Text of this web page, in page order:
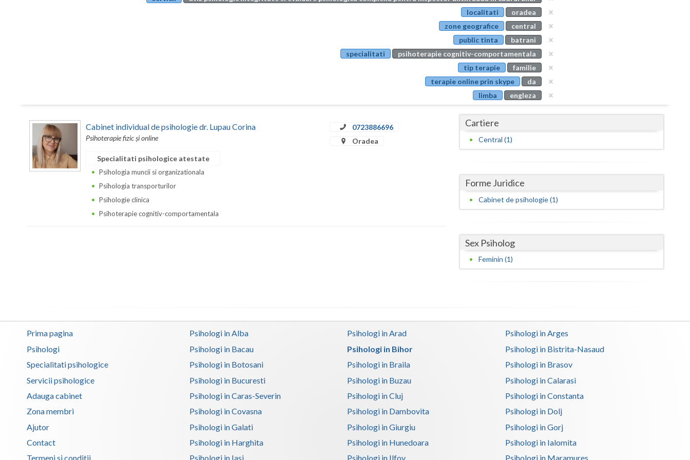
Buzau
Calarasi
Caras-Severin
Cluj
Constanta
Dolj
Giurgiu
Gorj
Hunedoara
Maramures
Mehedinti
Mures
Neamt
Olt
Salaj
localitati
oradea
zone geografice
central
public tinta
batrani
specialitati
psihoterapie cognitiv-comportamentala
tip terapie
familie
terapie online prin skype
da
limba
engleza
Cabinet individual de psihologie dr. Lupau Corina
Psihoterapie fizic și online
0723886696
Oradea
Specialitati psihologice atestate
Psihologia muncii si organizationala
Psihologia transporturilor
Psihologie clinica
Psihoterapie cognitiv-comportamentala
Cartiere
Central (1)
Forme Juridice
Cabinet de psihologie (1)
Sex Psiholog
Feminin (1)
Prima pagina
Psihologi
Specialitati psihologice
Servicii psihologice
Adauga cabinet
Zona membri
Ajutor
Contact
Termeni si conditii
Psihologi in Alba Psihologi in Arad
Psihologi in Arges
Psihologi in Bacau
Psihologi in Bihor
Psihologi in Bistrita-Nasaud
Psihologi in Botosani
Psihologi in Braila
Psihologi in Brasov
Psihologi in Bucuresti
Psihologi in Buzau
Psihologi in Calarasi
Psihologi in Caras-Severin
Psihologi in Cluj
Psihologi in Constanta
Psihologi in Covasna
Psihologi in Dambovita
Psihologi in Dolj
Psihologi in Galati
Psihologi in Giurgiu
Psihologi in Gorj
Psihologi in Harghita
Psihologi in Hunedoara
Psihologi in Ialomita
Psihologi in Iasi
Psihologi in Ilfov Psihologi in Maramures